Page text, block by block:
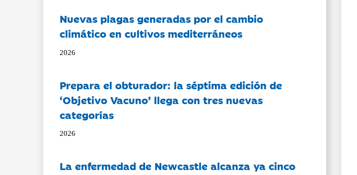
Nuevas plagas generadas por el cambio
climático en cultivos mediterráneos
2026
Prepara el obturador: la séptima edición de
‘Objetivo Vacuno’ llega con tres nuevas
categorías
2026
La enfermedad de Newcastle alcanza ya cinco